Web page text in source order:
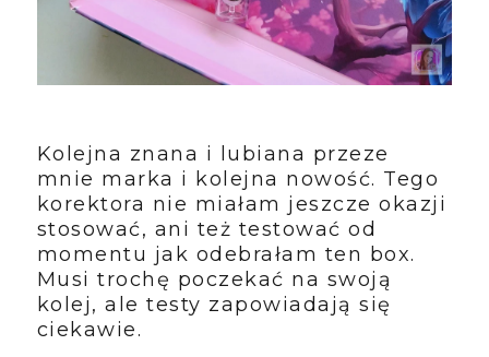
Kolejna znana i lubiana przeze
mnie marka i kolejna nowość. Tego
korektora nie miałam jeszcze okazji
stosować, ani też testować od
momentu jak odebrałam ten box.
Musi trochę poczekać na swoją
kolej, ale testy zapowiadają się
ciekawie.